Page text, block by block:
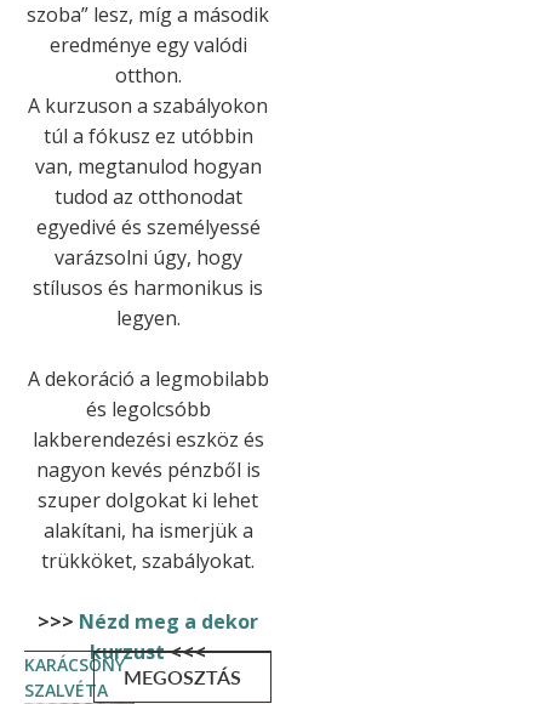
szoba” lesz, míg a második
eredménye egy valódi
otthon.
A kurzuson a szabályokon
túl a fókusz ez utóbbin
van, megtanulod hogyan
tudod az otthonodat
egyedivé és személyessé
varázsolni úgy, hogy
stílusos és harmonikus is
legyen.
A dekoráció a legmobilabb
és legolcsóbb
lakberendezési eszköz és
nagyon kevés pénzből is
szuper dolgokat ki lehet
alakítani, ha ismerjük a
trükköket, szabályokat.
>>> Nézd meg a dekor
kurzust<<<
KARÁCSONY
SZALVÉTA
MEGOSZTÁS